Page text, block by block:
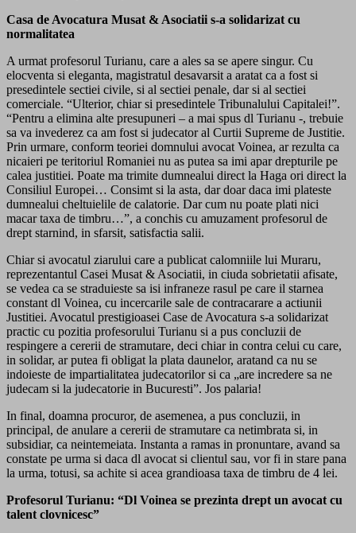
Casa de Avocatura Musat & Asociatii s-a solidarizat cu
normalitatea
A urmat profesorul Turianu, care a ales sa se apere singur. Cu
elocventa si eleganta, magistratul desavarsit a aratat ca a fost si
presedintele sectiei civile, si al sectiei penale, dar si al sectiei
comerciale. “Ulterior, chiar si presedintele Tribunalului Capitalei!”.
“Pentru a elimina alte presupuneri – a mai spus dl Turianu -, trebuie
sa va invederez ca am fost si judecator al Curtii Supreme de Justitie.
Prin urmare, conform teoriei domnului avocat Voinea, ar rezulta ca
nicaieri pe teritoriul Romaniei nu as putea sa imi apar drepturile pe
calea justitiei. Poate ma trimite dumnealui direct la Haga ori direct la
Consiliul Europei… Consimt si la asta, dar doar daca imi plateste
dumnealui cheltuielile de calatorie. Dar cum nu poate plati nici
macar taxa de timbru…”, a conchis cu amuzament profesorul de
drept starnind, in sfarsit, satisfactia salii.
Chiar si avocatul ziarului care a publicat calomniile lui Muraru,
reprezentantul Casei Musat & Asociatii, in ciuda sobrietatii afisate,
se vedea ca se straduieste sa isi infraneze rasul pe care il starnea
constant dl Voinea, cu incercarile sale de contracarare a actiunii
Justitiei. Avocatul prestigioasei Case de Avocatura s-a solidarizat
practic cu pozitia profesorului Turianu si a pus concluzii de
respingere a cererii de stramutare, deci chiar in contra celui cu care,
in solidar, ar putea fi obligat la plata daunelor, aratand ca nu se
indoieste de impartialitatea judecatorilor si ca „are incredere sa ne
judecam si la judecatorie in Bucuresti”. Jos palaria!
In final, doamna procuror, de asemenea, a pus concluzii, in
principal, de anulare a cererii de stramutare ca netimbrata si, in
subsidiar, ca neintemeiata. Instanta a ramas in pronuntare, avand sa
constate pe urma si daca dl avocat si clientul sau, vor fi in stare pana
la urma, totusi, sa achite si acea grandioasa taxa de timbru de 4 lei.
Profesorul Turianu: “Dl Voinea se prezinta drept un avocat cu
talent clovnicesc”